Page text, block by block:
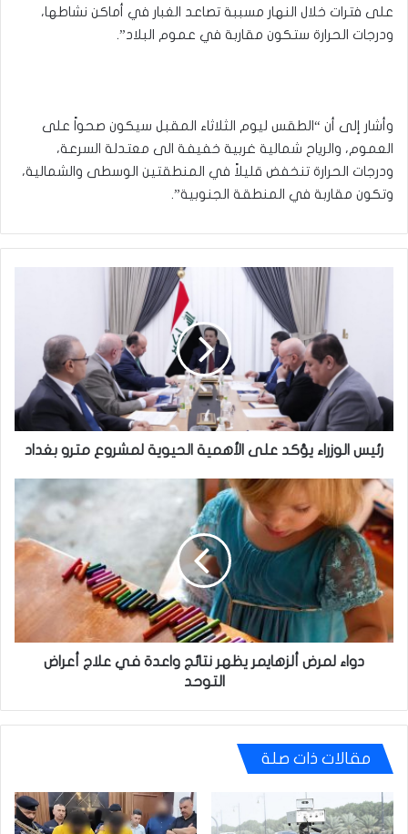
على فترات خلال النهار مسببة تصاعد الغبار في أماكن نشاطها،
ودرجات الحرارة ستكون مقاربة في عموم البلاد”.
وأشار إلى أن “الطقس ليوم الثلاثاء المقبل سيكون صحواً على
العموم، والرياح شمالية غربية خفيفة الى معتدلة السرعة،
ودرجات الحرارة تنخفض قليلاً في المنطقتين الوسطى والشمالية،
وتكون مقاربة في المنطقة الجنوبية”.
الحيوية
لمشروع
مترو
بغداد
رئيس الوزراء يؤكد على الأهمية الحيوية لمشروع مترو بغداد
دواء
لمرض
ألزهايمر
يظهر
نتائج
واعدة
في
علاج
أعراض
التوحددواء لمرض ألزهايمر يظهر نتائج واعدة في علاج أعراض
التوحد
مقالات ذات صلة